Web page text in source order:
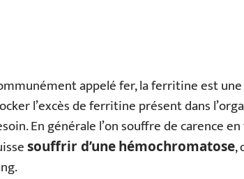
appelé fer, la ferritine est
l’excès de ferritine présent dans
En générale l’on souffre de carence
souffrir d’unehémochromatose,